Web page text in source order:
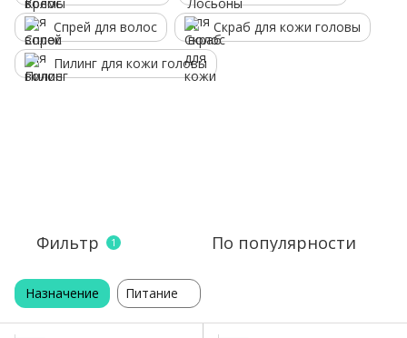
Спрей для волос Скраб для кожи головы
Пилинг для кожи головы
Фильтр 1 По популярности
Назначение Питание